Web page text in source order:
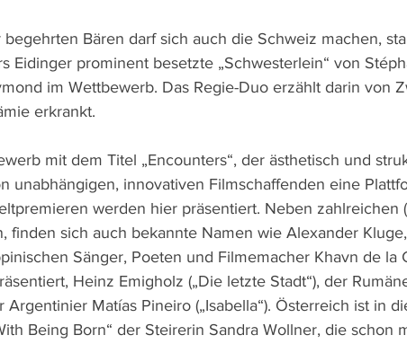
Bären darf sich auch die Schweiz machen,
Eidinger prominent besetzte „Schwesterlein“ von
im Wettbewerb. Das Regie-Duo erzählt darin von
erkrankt.
mit dem Titel „Encounters“, der ästhetisch und
unabhängigen, innovativen Filmschaffenden eine
werden hier präsentiert. Neben zahlreichen
finden sich auch bekannte Namen wie Alexander
Sänger, Poeten und Filmemacher Khavn de la
Heinz Emigholz („Die letzte Stadt“), der
Argentinier Matías Pineiro („Isabella“). Österreich ist in
Being Born“ der Steirerin Sandra Wollner, die schon